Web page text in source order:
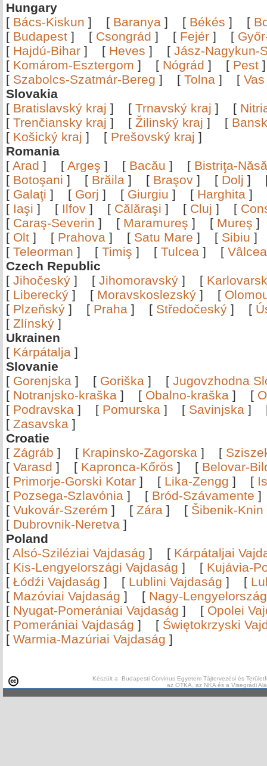
Hungary
[ Bács-Kiskun ] [ Baranya ] [ Békés ] [
[ Budapest ] [ Csongrád ] [ Fejér ] [
[ Hajdú-Bihar ] [ Heves ] [ Jász-Nagykun-
[ Komárom-Esztergom ] [ Nógrád ] [ Pest
[ Szabolcs-Szatmár-Bereg ] [ Tolna ] [ Vas
Slovakia
[ Bratislavský kraj ] [ Trnavský kraj ] [
[ Trenčiansky kraj ] [ Žilinský kraj ] [
[ Košický kraj ] [ Prešovský kraj ]
Romania
[ Arad ] [ Argeş ] [ Bacău ] [ Bistriţa-
[ Botoşani ] [ Brăila ] [ Braşov ] [ Dolj ]
[ Galaţi ] [ Gorj ] [ Giurgiu ] [ Harghita ]
[ Iaşi ] [ Ilfov ] [ Călăraşi ] [ Cluj ] [
[ Caraş-Severin ] [ Maramureş ] [ Mureş
[ Olt ] [ Prahova ] [ Satu Mare ] [ Sibiu
[ Teleorman ] [ Timiş ] [ Tulcea ] [
Czech Republic
[ Jihočeský ] [ Jihomoravský ] [
[ Liberecký ] [ Moravskoslezský ] [
[ Plzeňský ] [ Praha ] [ Středočeský ] [
[ Zlínský ]
Ukrainen
[ Kárpátalja ]
Slovanie
[ Gorenjska ] [ Goriška ] [ Jugovzhodna
[ Notranjsko-kraška ] [ Obalno-kraška ] [
[ Podravska ] [ Pomurska ] [ Savinjska ]
[ Zasavska ]
Croatie
[ Zágráb ] [ Krapinsko-Zagorska ] [
[ Varasd ] [ Kapronca-Kőrös ] [ Belovar-
[ Primorje-Gorski Kotar ] [ Lika-Zengg ] [
[ Pozsega-Szlavónia ] [ Bród-Szávamente
[ Vukovár-Szerém ] [ Zára ] [ Šibenik-Knin
[ Dubrovnik-Neretva ]
Poland
[ Alsó-Sziléziai Vajdaság ] [ Kárpátaljai
[ Kis-Lengyelországi Vajdaság ] [ Kujávia-
[ Łódźi Vajdaság ] [ Lublini Vajdaság ] [
[ Mazóviai Vajdaság ] [ Nagy-
[ Nyugat-Pomerániai Vajdaság ] [ Opolei
[ Pomerániai Vajdaság ] [ Świętokrzyski
[ Warmia-Mazúriai Vajdaság ]
Készült a Budapesti Corvinus Egyetem Tájtervezési és
az OTKA, az NKA és a Visegrádi